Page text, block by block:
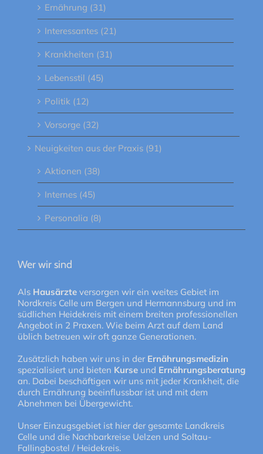
Ernährung (31)
Interessantes (21)
Krankheiten (31)
Lebensstil (45)
Politik (12)
Vorsorge (32)
Neuigkeiten aus der Praxis (91)
Aktionen (38)
Internes (45)
Personalia (8)
Wer wir sind
Als Hausärzte versorgen wir ein weites Gebiet im
Nordkreis Celle um Bergen und Hermannsburg und im
südlichen Heidekreis mit einem breiten professionellen
Angebot in 2 Praxen. Wie beim Arzt auf dem Land
üblich betreuen wir oft ganze Generationen.
Zusätzlich haben wir uns in der Ernährungsmedizin
spezialisiert und bieten Kurse und Ernährungsberatung
an. Dabei beschäftigen wir uns mit jeder Krankheit, die
durch Ernährung beeinflussbar ist und mit dem
Abnehmen bei Übergewicht.
Unser Einzugsgebiet ist hier der gesamte Landkreis
Celle und die Nachbarkreise Uelzen und Soltau-
Fallingbostel / Heidekreis.